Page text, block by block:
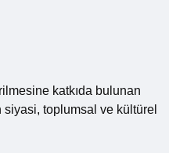
katkıda bulunan
toplumsal ve kültürel